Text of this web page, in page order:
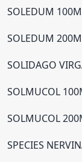
SOLEDUM
SOLEDUM
SOLIDAGO
SOLMUCOL
SOLMUCOL
SPECIES